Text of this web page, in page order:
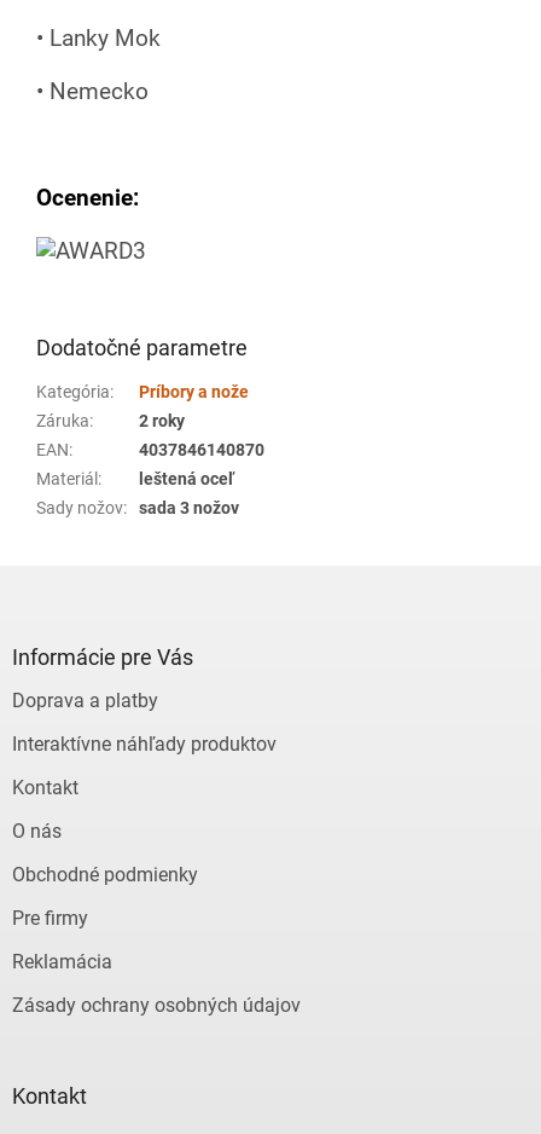
• Lanky Mok
• Nemecko
Ocenenie:
Dodatočné parametre
Kategória:
Príbory a nože
Záruka:
2 roky
EAN:
4037846140870
Materiál :
leštená oceľ
Sady nožov: sada 3 nožov
Informácie pre Vás
Doprava a platby
Interaktívne náhľady produktov
Kontakt
O nás
Obchodné podmienky
Pre firmy
Reklamácia
Zásady ochrany osobných údajov
Kontakt